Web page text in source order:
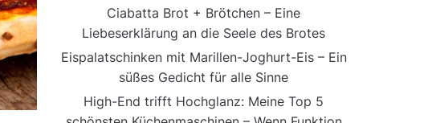
Ciabatta Brot + Brötchen – Eine
Liebeserklärung an die Seele des Brotes
Eispalatschinken mit Marillen-Joghurt-Eis – Ein
süßes Gedicht für alle Sinne
High-End trifft Hochglanz: Meine Top 5